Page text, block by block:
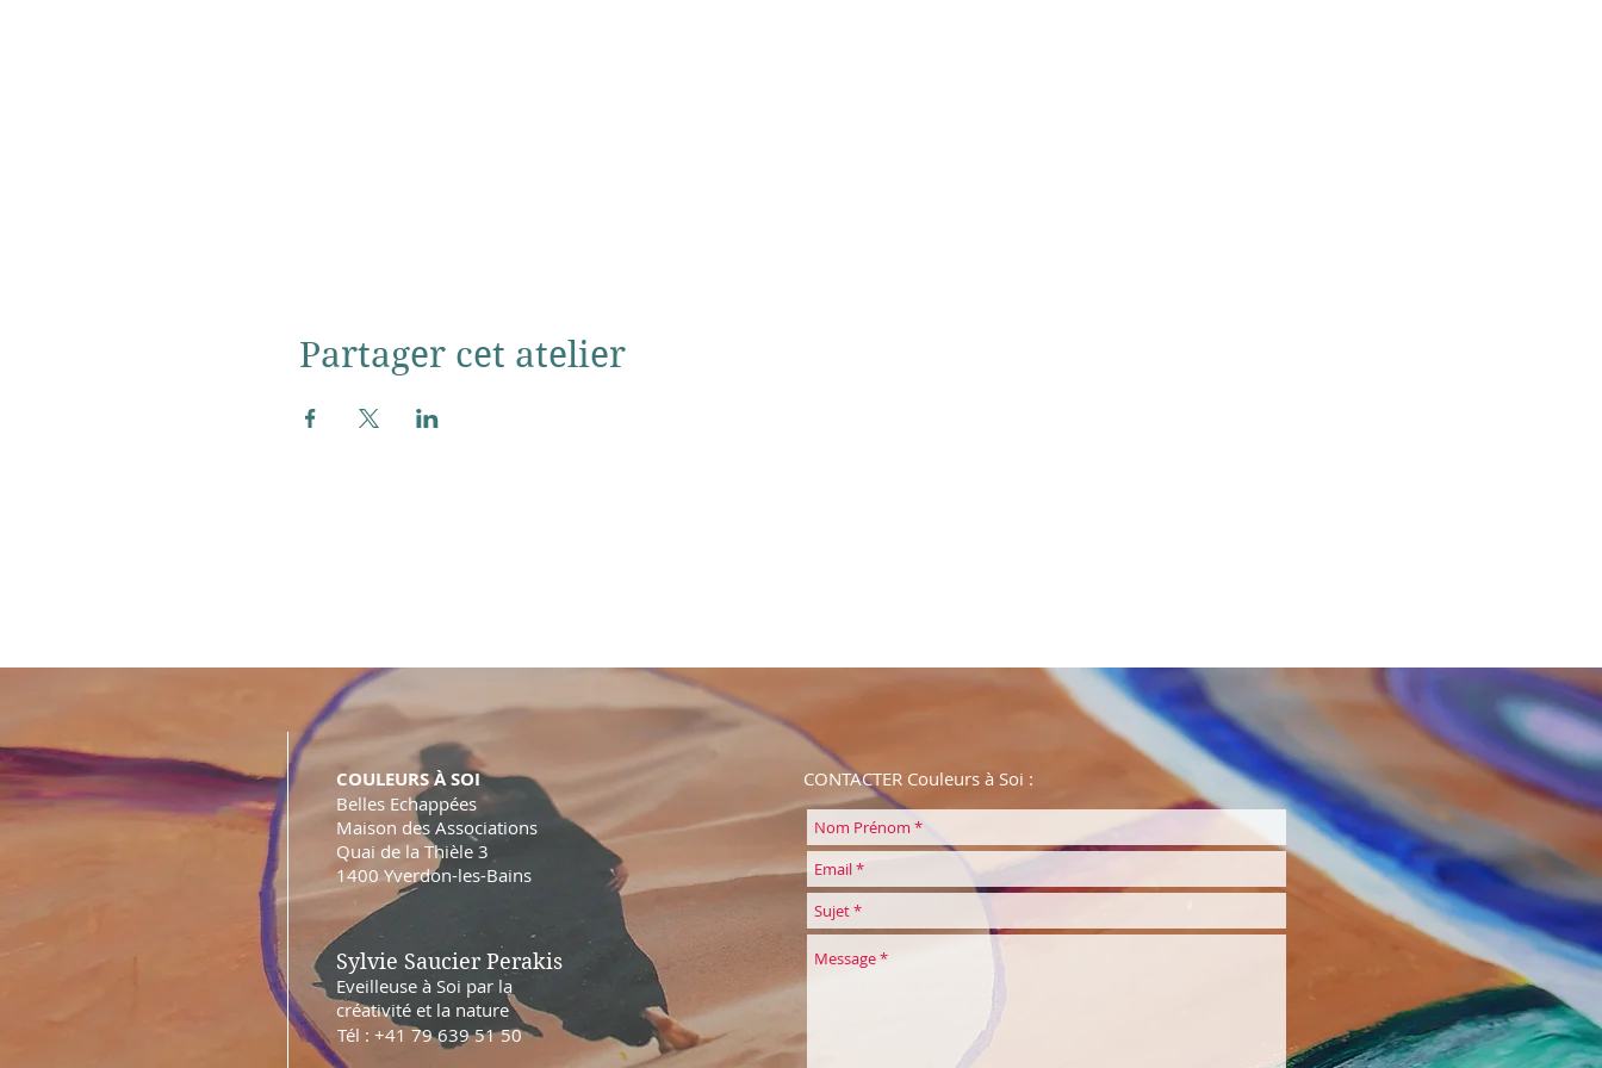
Partager cet atelier
COULEURS À SOI
Belles Echappées
Maison des Associations
Quai de la Thièle 3
1400 Yverdon-les-Bains
Sylvie Saucier Perakis
Eveilleuse à Soi par la
créativité et la nature
Tél : +41 79 639 51 50
CONTACTER Couleurs à Soi :